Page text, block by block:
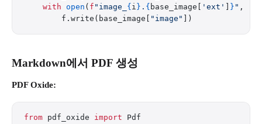
    with
open ( f "image_ { i } . { base_image[ 'ext' } " ,
        f.write(base_image[
"image" ])
Markdown에서 PDF 생성
PDF Oxide:
from pdf_oxide import Pdf